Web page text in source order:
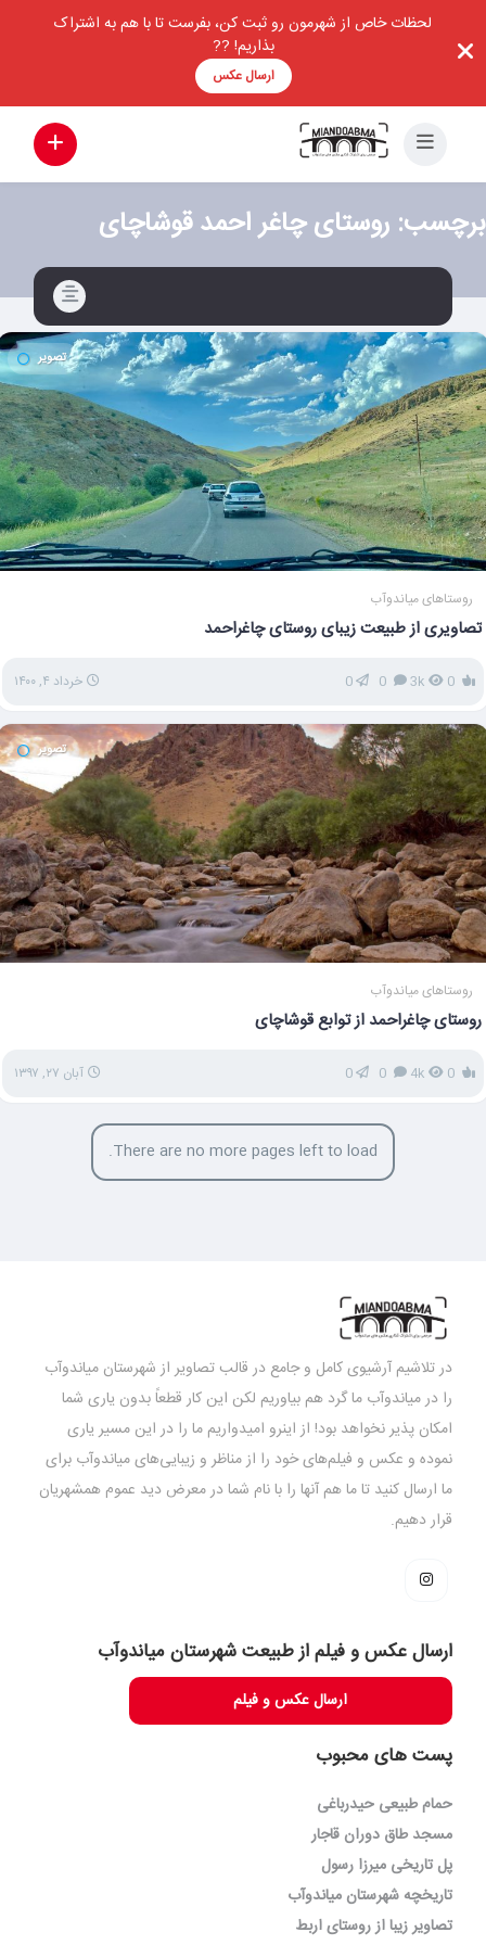
لحظات خاص از شهرمون رو ثبت کن، بفرست تا با هم به اشتراک
بذاریم! ??
ارسال عکس
برچسب: روستای چاغر احمد قوشاچای
تصویر
روستاهای میاندوآب
تصاویری از طبیعت زیبای روستای چاغراحمد
3k
0 خرداد ۴, ۱۴۰۰
تصویر
روستاهای میاندوآب
روستای چاغراحمد از توابع قوشاچای
4k
0 آبان ۲۷, ۱۳۹۷
There are no more pages left to load.
در تلاشیم آرشیوی کامل و جامع در قالب تصاویر از شهرستان میاندوآب
را در میاندوآب ما گرد هم بیاوریم لکن این کار قطعاً بدون یاری شما
امکان پذیر نخواهد بود! از اینرو امیدواریم ما را در این مسیر یاری
نموده و عکس و فیلم‌های خود را از مناظر و زیبایی‌های میاندوآب برای
ما ارسال کنید تا ما هم آنها را با نام شما در معرض دید عموم همشهریان
قرار دهیم.
ارسال عکس و فیلم از طبیعت شهرستان میاندوآب
ارسال عکس و فیلم
پست های محبوب
حمام طبیعی حیدرباغی
مسجد طاق دوران قاجار
پل تاریخی میرزا رسول
تاریخچه شهرستان میاندوآب
تصاویر زیبا از روستای اربط